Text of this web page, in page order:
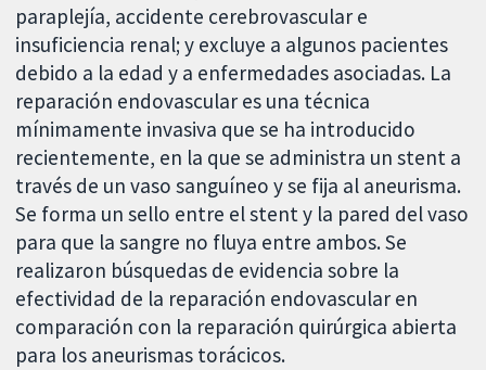
paraplejía, accidente cerebrovascular e
insuficiencia renal; y excluye a algunos pacientes
debido a la edad y a enfermedades asociadas. La
reparación endovascular es una técnica
mínimamente invasiva que se ha introducido
recientemente, en la que se administra un stent a
través de un vaso sanguíneo y se fija al aneurisma.
Se forma un sello entre el stent y la pared del vaso
para que la sangre no fluya entre ambos. Se
realizaron búsquedas de evidencia sobre la
efectividad de la reparación endovascular en
comparación con la reparación quirúrgica abierta
para los aneurismas torácicos.